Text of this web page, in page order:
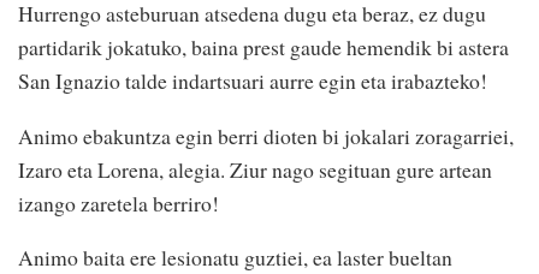
Hurrengo asteburuan atsedena dugu eta beraz, ez dugu
partidarik jokatuko, baina prest gaude hemendik bi astera
San Ignazio talde indartsuari aurre egin eta irabazteko!
Animo ebakuntza egin berri dioten bi jokalari zoragarriei,
Izaro eta Lorena, alegia. Ziur nago segituan gure artean
izango zaretela berriro!
Animo baita ere lesionatu guztiei, ea laster bueltan